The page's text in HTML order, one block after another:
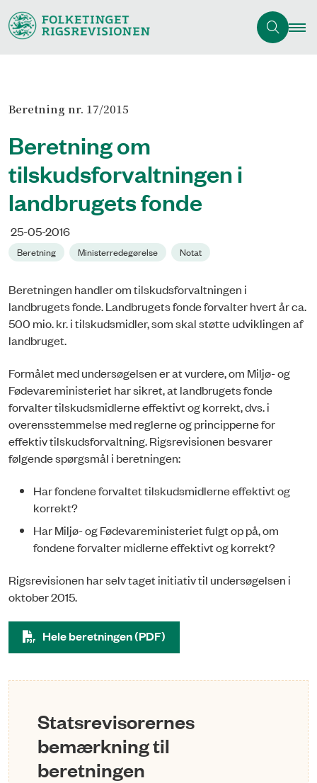
Beretning nr. 17/2015
Beretning om
tilskudsforvaltningen i
landbrugets fonde
25-05-2016
Beretning Ministerredegørelse Notat
Beretningen handler om tilskudsforvaltningen i
landbrugets fonde. Landbrugets fonde forvalter hvert år ca.
500 mio. kr. i tilskudsmidler, som skal støtte udviklingen af
landbruget.
Formålet med undersøgelsen er at vurdere, om Miljø- og
Fødevareministeriet har sikret, at landbrugets fonde
forvalter tilskudsmidlerne effektivt og korrekt, dvs. i
overensstemmelse med reglerne og principperne for
effektiv tilskudsforvaltning. Rigsrevisionen besvarer
følgende spørgsmål i beretningen:
Har fondene forvaltet tilskudsmidlerne effektivt og
korrekt?
Har Miljø- og Fødevareministeriet fulgt op på, om
fondene forvalter midlerne effektivt og korrekt?
Rigsrevisionen har selv taget initiativ til undersøgelsen i
oktober 2015.
Hele beretningen (PDF)
Statsrevisorernes
bemærkning til
beretningen